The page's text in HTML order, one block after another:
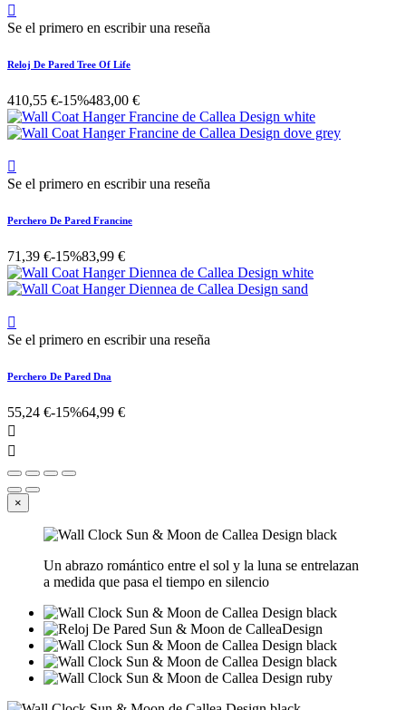

Se el primero en escribir una reseña
Reloj De Pared Tree Of Life
410,55 €-15%483,00 €

Se el primero en escribir una reseña
Perchero De Pared Francine
71,39 €-15%83,99 €

Se el primero en escribir una reseña
Perchero De Pared Dna
55,24 €-15%64,99 €


×
Un abrazo romántico entre el sol y la luna se entrelazan
a medida que pasa el tiempo en silencio